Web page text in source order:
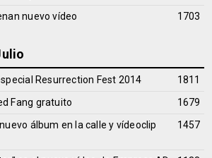
nuevo vídeo
1703
Resurrection Fest 2014
1811
Fang gratuito
1679
álbum en la calle y vídeoclip
1457